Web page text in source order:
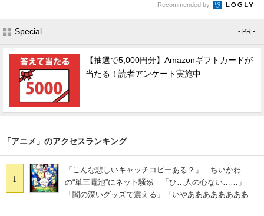
Recommended by
Special - PR -
【抽選で5,000円分】Amazonギフトカードが
当たる！読者アンケート実施中
「アニメ」のアクセスランキング
1
「こんな悲しいキャッチコピーある？」 ちいかわ
の“単三電池”にネット騒然 「ひ…人の心ない……」
「闇の深いグッズで震える」「いやあああああああああ